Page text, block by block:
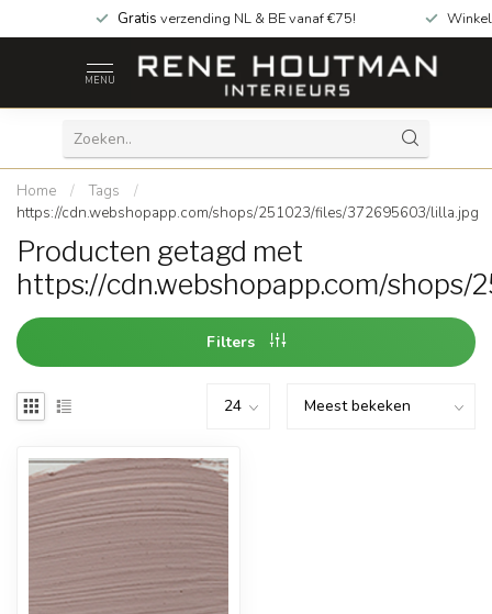
Gratis verzending NL & BE vanaf €75!
MENU
Home / Tags
/
https://cdn.webshopapp.com/shops/251023/files/372695603/lilla.jpg
Producten getagd met
https://cdn.webshopapp.com/
Filters